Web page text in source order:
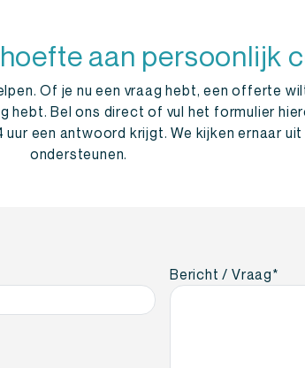
aan persoonlijk
Of je nu een vraag hebt, een offerte
Bel ons direct of vul het formulier
een antwoord krijgt. We kijken ernaar
ondersteunen.
Bericht / Vraag*